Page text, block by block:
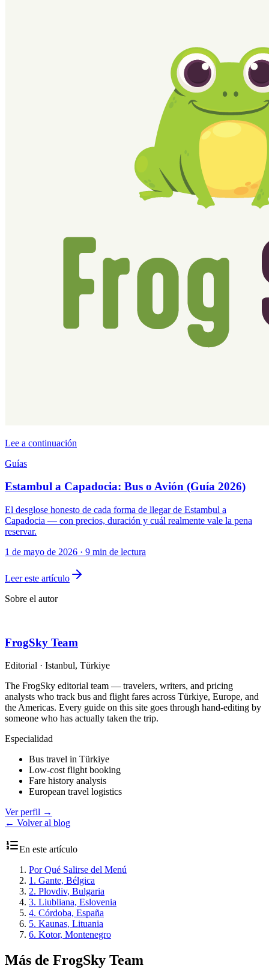
Lee a continuación
Guías
Estambul a Capadocia: Bus o Avión (Guía 2026)
El desglose honesto de cada forma de llegar de Estambul a
Capadocia — con precios, duración y cuál realmente vale la pena
reservar.
1 de mayo de 2026 · 9 min de lectura
Leer este artículo
Sobre el autor
FrogSky Team
Editorial · Istanbul, Türkiye
The FrogSky editorial team — travelers, writers, and pricing
analysts who track bus and flight fares across Türkiye, Europe, and
the Americas. Every guide on this site goes through hand-editing by
someone who has actually taken the trip.
Especialidad
Bus travel in Türkiye
Low-cost flight booking
Fare history analysis
European travel logistics
Ver perfil →
← Volver al blog
En este artículo
Por Qué Salirse del Menú
1. Gante, Bélgica
2. Plovdiv, Bulgaria
3. Liubliana, Eslovenia
4. Córdoba, España
5. Kaunas, Lituania
6. Kotor, Montenegro
Más de FrogSky Team